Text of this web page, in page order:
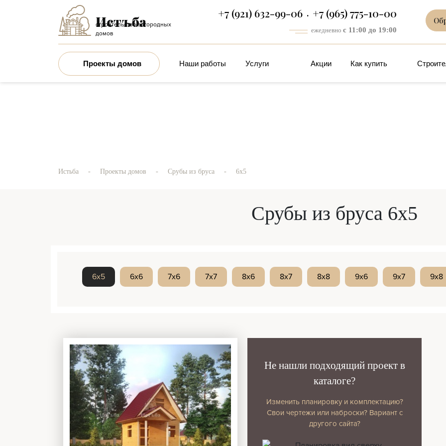
строительство загородных
домов
+7 (921) 632-99-06 +7 (965) 775-10-00
ежедневно с 11:00 до 19:00
Проекты домов Наши работы Услуги Акции Как купить
Истьба - Проекты домов - Срубы из бруса - 6x5
Срубы из бруса 6х5
6x5 6x6 7x6 7x7 8x6 8x7 8x8 9x6 9x7 9x8
Не нашли подходящий проект в
каталоге?
Изменить планировку и комплектацию?
Свои чертежи или наброски? Вариант с
другого сайта?